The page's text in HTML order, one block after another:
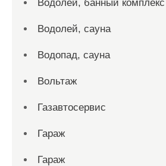
Водолей, банный комплекс
Водолей, сауна
Водопад, сауна
Вольтаж
Газавтосервис
Гараж
Гараж